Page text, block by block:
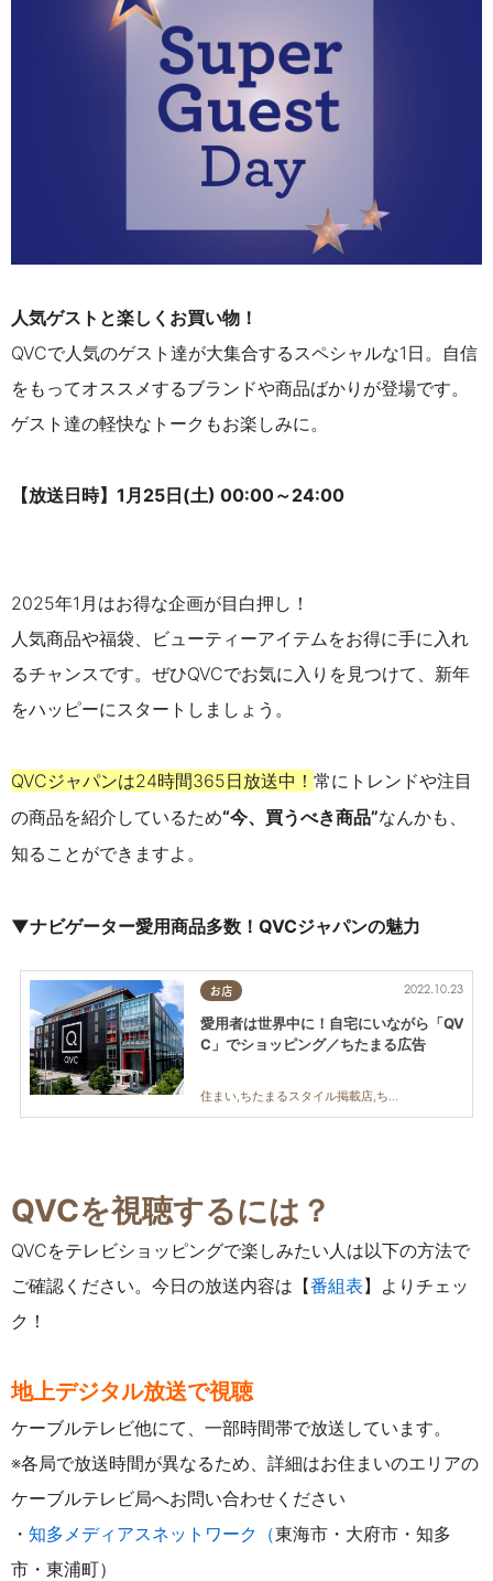
人気ゲストと楽しくお買い物！
QVCで人気のゲスト達が大集合するスペシャルな1日。自信
をもってオススメするブランドや商品ばかりが登場です。
ゲスト達の軽快なトークもお楽しみに。
【放送日時】 1月25日(土) 00:00～24:00
2025年1月はお得な企画が目白押し！
人気商品や福袋、ビューティーアイテムをお得に手に入れ
るチャンスです。ぜひQVCでお気に入りを見つけて、新年
をハッピーにスタートしましょう。
QVCジャパンは24時間365日放送中！ 常にトレンドや注目
の商品を紹介しているため“今、買うべき商品”なんかも、
知ることができますよ。
▼ナビゲーター愛用商品多数！QVCジャパンの魅力
お店 2022.10.23
愛用者は世界中に！自宅にいながら「QV
C」でショッピング／ちたまる広告
QVCを視聴するには？
QVCをテレビショッピングで楽しみたい人は以下の方法で
ご確認ください。今日の放送内容は【番組表】よりチェッ
ク！
地上デジタル放送で視聴
ケーブルテレビ他にて、一部時間帯で放送しています。
※各局で放送時間が異なるため、詳細はお住まいのエリアの
ケーブルテレビ局へお問い合わせください
・ 知多メディアスネットワーク（東海市・大府市・知多
市・東浦町）